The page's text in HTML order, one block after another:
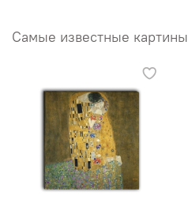
Самые известные картины